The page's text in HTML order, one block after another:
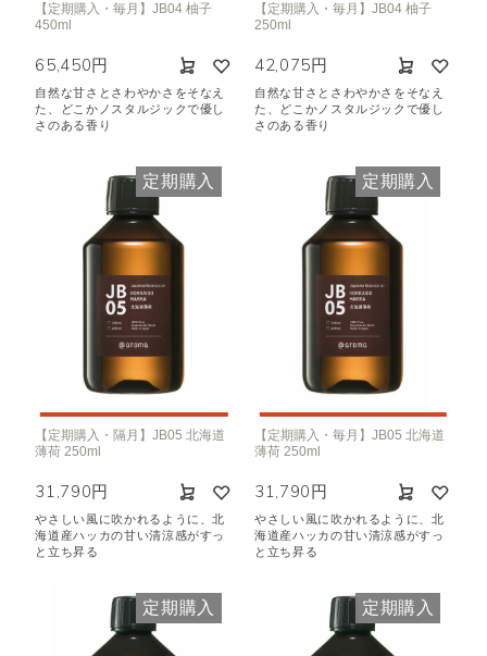
【定期購入・毎月】JB04 柚子
450ml
65,450円
自然な甘さとさわやかさをそなえ
た、どこかノスタルジックで優し
さのある香り
【定期購入・毎月】JB04 柚子
250ml
42,075円
自然な甘さとさわやかさをそなえ
た、どこかノスタルジックで優し
さのある香り
定期購入
【定期購入・隔月】JB05 北海道
薄荷 250ml
31,790円
やさしい風に吹かれるように、北
海道産ハッカの甘い清涼感がすっ
と立ち昇る
定期購入
【定期購入・毎月】JB05 北海道
薄荷 250ml
31,790円
やさしい風に吹かれるように、北
海道産ハッカの甘い清涼感がすっ
と立ち昇る
定期購入 定期購入